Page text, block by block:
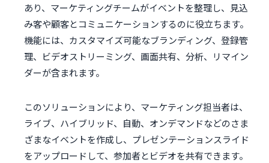
あり、マーケティングチームがイベントを整理し、見込
み客や顧客とコミュニケーションするのに役立ちます。
機能には、カスタマイズ可能なブランディング、登録管
理、ビデオストリーミング、画面共有、分析、リマイン
ダーが含まれます。
このソリューションにより、マーケティング担当者は、
ライブ、ハイブリッド、自動、オンデマンドなどのさま
ざまなイベントを作成し、プレゼンテーションスライド
をアップロードして、参加者とビデオを共有できます。